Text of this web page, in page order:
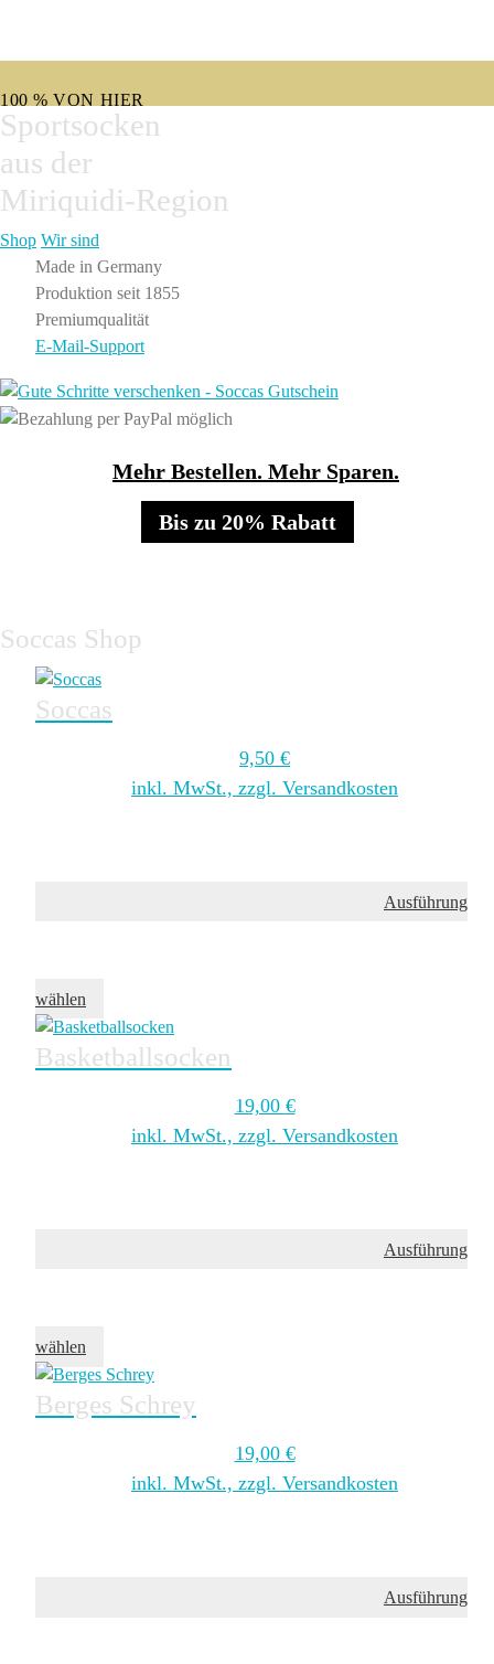
100 % VON HIER
D A S E R Z G E B I R G I S C H E O R I G I N A L
Sportsocken
aus der
Miriquidi-Region
Shop Wir sind
Made in Germany
Produktion seit 1855
Premiumqualität
E-Mail-Support
Mehr Bestellen. Mehr Sparen.
Bis zu 20% Rabatt
Soccas Shop
Soccas
9,50 €
inkl. MwSt., zzgl. Versandkosten
Ausführung
wählen
Basketballsocken
19,00 €
inkl. MwSt., zzgl. Versandkosten
Ausführung
wählen
Berges Schrey
19,00 €
inkl. MwSt., zzgl. Versandkosten
Ausführung